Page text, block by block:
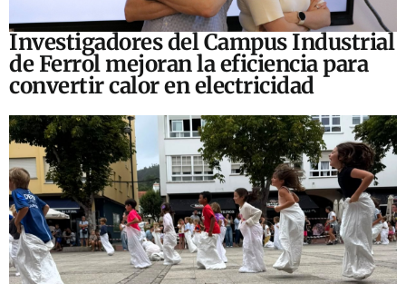
Investigadores del Campus Industrial
de Ferrol mejoran la eficiencia para
convertir calor en electricidad